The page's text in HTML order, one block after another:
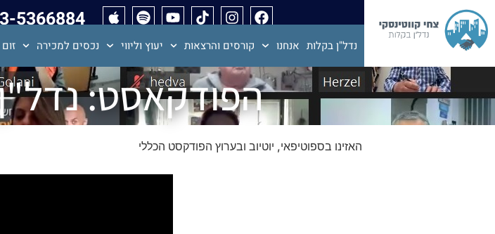
5366884
נדל"ן בקלות אנחנו קורסים והרצאות יעוץ וליווי נכסים למכירה
הפודקאסט:
האזינו בספוטיפאי, יוטיוב ובערוץ הפודקסט הכללי